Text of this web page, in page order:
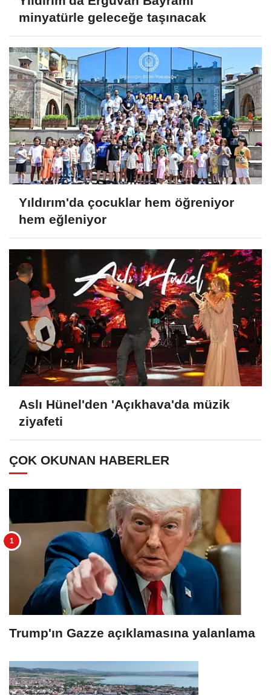
minyatürle geleceğe taşınacak
Yıldırım'da çocuklar hem öğreniyor
hem eğleniyor
Aslı Hünel'den 'Açıkhava'da müzik
ziyafeti
ÇOK OKUNAN HABERLER
Trump'ın Gazze açıklamasına yalanlama